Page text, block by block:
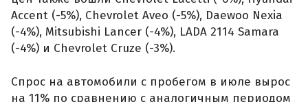
Accent (-5%), Chevrolet Aveo (-5%), Daewoo Nexia
(-4%), Mitsubishi Lancer (-4%), LADA 2114 Samara
(-4%) и Chevrolet Cruze (-3%).
Спрос на автомобили с пробегом в июле вырос
на 11% по сравнению с аналогичным периодом